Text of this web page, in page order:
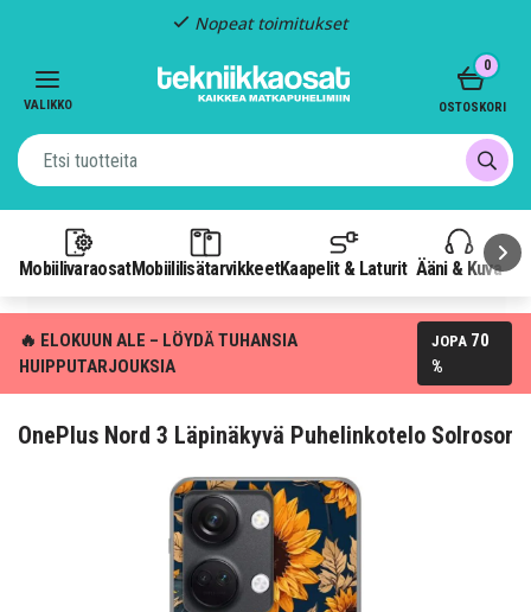
Nopeat toimitukset
VALIKKO
MobiilivaraosatMobiililisätarvikkeetKaapelit & Laturit Ääni & Kuva
0
OSTOSKORI
🔥 ELOKUUN ALE – LÖYDÄ TUHANSIA
HUIPPUTARJOUKSIA
JOPA 70
%
OnePlus Nord 3 Läpinäkyvä Puhelinkotelo Solrosor